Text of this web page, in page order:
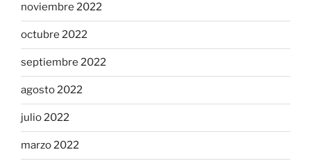
noviembre 2022
octubre 2022
septiembre 2022
agosto 2022
julio 2022
marzo 2022